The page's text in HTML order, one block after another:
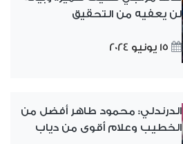
لن يعفيه من التحقيق
15 يونيو 2024
الدرندلي: محمود طاهر أفضل من
الخطيب وعلام أقوى من دياب